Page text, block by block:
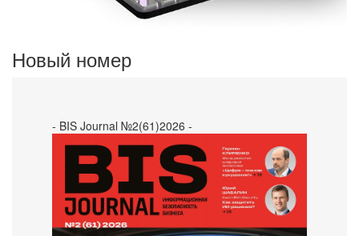
Новый номер
- BIS Journal №2(61)2026 -